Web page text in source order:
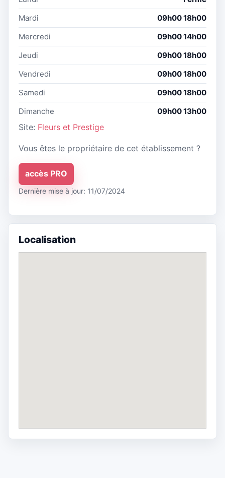
Mardi
09h00 18h00
Mercredi
09h00 14h00
Jeudi
09h00 18h00
Vendredi
09h00 18h00
Samedi
09h00 18h00
Dimanche
09h00 13h00
Site: Fleurs et Prestige
Vous êtes le propriétaire de cet établissement ?
accès PRO
Dernière mise à jour: 11/07/2024
Localisation